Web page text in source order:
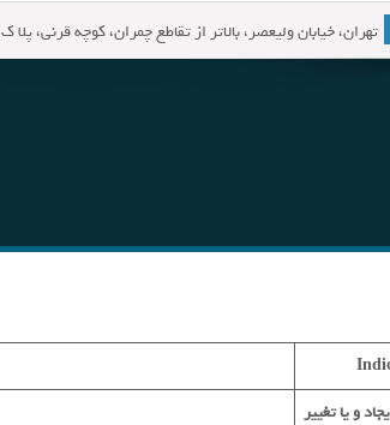
تهران، خیابان ولیعصر، بالاتر از تقاطع چمران، کوچه قرنی، پلا ک 17
و یا تغییر